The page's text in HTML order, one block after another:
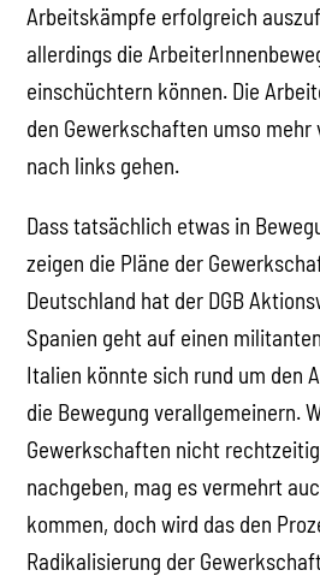
Arbeitskämpfe erfolgreich
allerdings die
einschüchtern können. Die
den Gewerkschaften umso mehr
nach links gehen.
Dass tatsächlich etwas in
zeigen die Pläne der
Deutschland hat der DGB
Spanien geht auf einen
Italien könnte sich rund um den
die Bewegung verallgemeinern.
Gewerkschaften nicht
nachgeben, mag es vermehrt
kommen, doch wird das den
Radikalisierung der